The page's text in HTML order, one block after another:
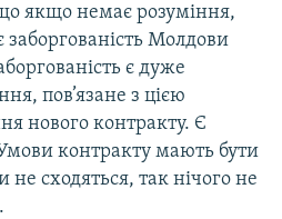
якщо немає розуміння,
заборгованість Молдови
є дуже
пов’язане з цією
нового контракту. Є
контракту мають бути
сходяться, так нічого не